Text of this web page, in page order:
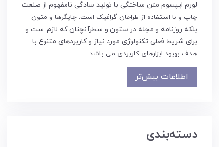
لورم ایپسوم متن ساختگی با تولید سادگی نامفهوم از صنعت
چاپ و با استفاده از طراحان گرافیک است. چاپگرها و متون
بلکه روزنامه و مجله در ستون و سطرآنچنان که لازم است و
برای شرایط فعلی تکنولوژی مورد نیاز و کاربردهای متنوع با
هدف بهبود ابزارهای کاربردی می باشد.
اطلاعات بیش‌تر
دسته‌بندی